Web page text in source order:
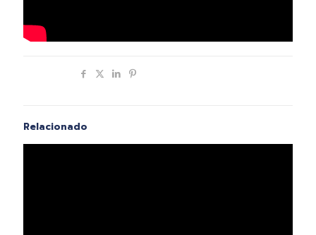
Relacionado